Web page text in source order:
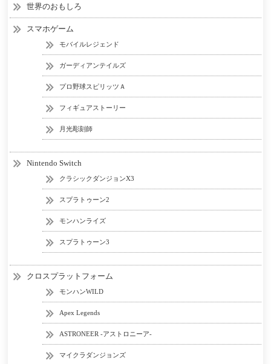
世界のおもしろ
スマホゲーム
モバイルレジェンド
ガーディアンテイルズ
プロ野球スピリッツＡ
フィギュアストーリー
月光彫刻師
Nintendo Switch
クラシックダンジョンX3
スプラトゥーン2
モンハンライズ
スプラトゥーン3
クロスプラットフォーム
モンハンWILD
Apex Legends
ASTRONEER -アストロニーア-
マイクラダンジョンズ